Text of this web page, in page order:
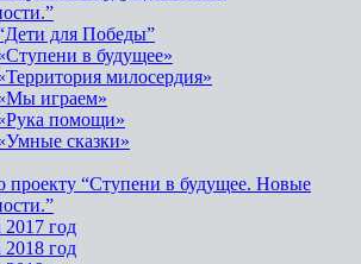
для Победы”
в будущее»
милосердия»
играем»
помощи»
сказки»
проекту “Ступени в будущее. Новые
2017 год
2018 год